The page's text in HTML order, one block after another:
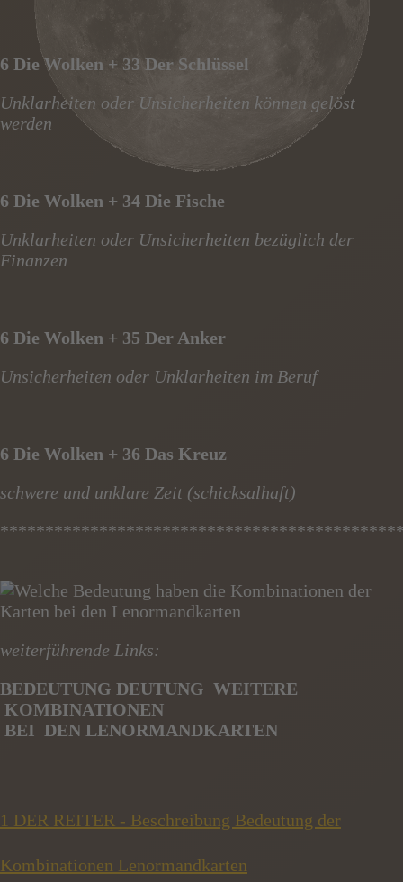
6 Die Wolken + 33 Der Schlüssel
Unklarheiten oder Unsicherheiten können gelöst
werden
6 Die Wolken + 34 Die Fische
Unklarheiten oder Unsicherheiten bezüglich der
Finanzen
6 Die Wolken + 35 Der Anker
Unsicherheiten oder Unklarheiten im Beruf
6 Die Wolken + 36 Das Kreuz
schwere und unklare Zeit (schicksalhaft)
weiterführende Links:
BEDEUTUNG DEUTUNG WEITERE
KOMBINATIONEN
BEI DEN LENORMANDKARTEN
1 DER REITER - Beschreibung Bedeutung der
Kombinationen Lenormandkarten